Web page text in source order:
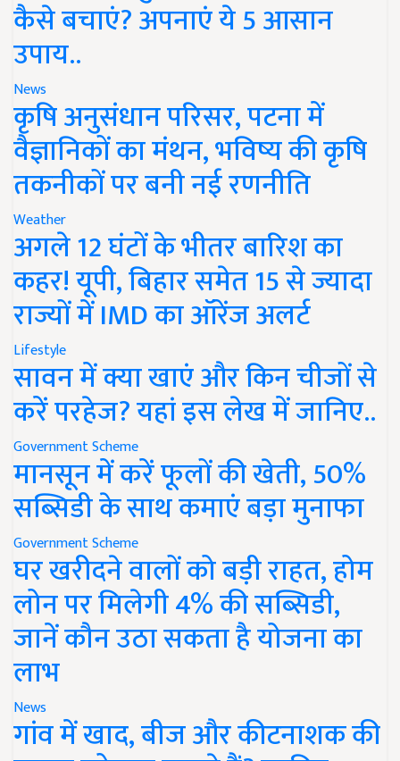
कैसे बचाएं? अपनाएं ये 5 आसान
उपाय..
News
कृषि अनुसंधान परिसर, पटना में
वैज्ञानिकों का मंथन, भविष्य की कृषि
तकनीकों पर बनी नई रणनीति
Weather
अगले 12 घंटों के भीतर बारिश का
कहर! यूपी, बिहार समेत 15 से ज्यादा
राज्यों में IMD का ऑरेंज अलर्ट
Lifestyle
सावन में क्या खाएं और किन चीजों से
करें परहेज? यहां इस लेख में जानिए..
Government Scheme
मानसून में करें फूलों की खेती, 50%
सब्सिडी के साथ कमाएं बड़ा मुनाफा
Government Scheme
घर खरीदने वालों को बड़ी राहत, होम
लोन पर मिलेगी 4% की सब्सिडी,
जानें कौन उठा सकता है योजना का
लाभ
News
गांव में खाद, बीज और कीटनाशक की